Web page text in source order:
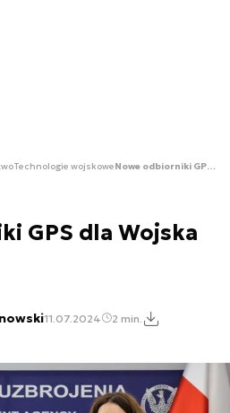
Technologie wojskowe Nowe odbiorniki GPS dla Wojska Polskiego
GPS dla Wojska
11.07.2024 2 min.